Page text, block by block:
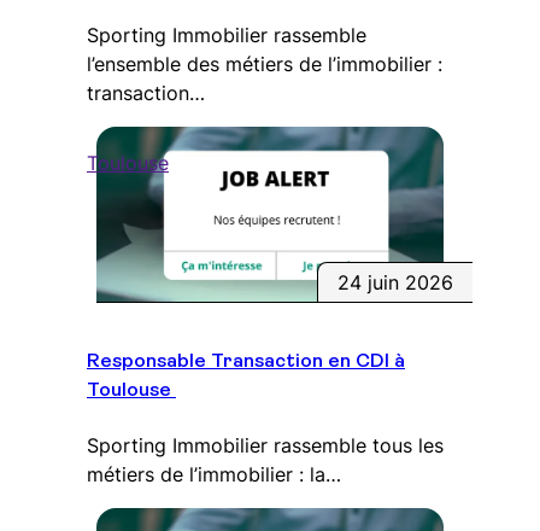
Sporting Immobilier rassemble
l’ensemble des métiers de l’immobilier :
transaction…
Toulouse
24 juin 2026
Responsable Transaction en CDI à
Toulouse
Sporting Immobilier rassemble tous les
métiers de l’immobilier : la…